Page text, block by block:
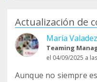
Actualización de
María
Teaming
el 04/09/2025 a
Aunque no siempre